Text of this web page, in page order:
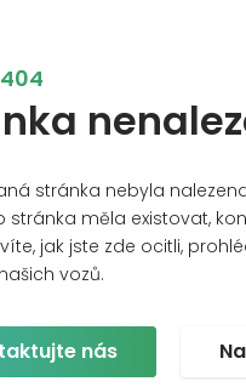
stránka nebyla
stránka měla existovat,
jak jste zde ocitli,
vozů.
nás